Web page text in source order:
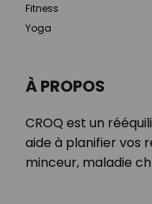
À PROPOS
CROQ est un
aide à planifier vos
minceur, maladie
Fitness
Yoga